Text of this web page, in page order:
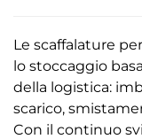
Le scaffalature
lo stoccaggio
della logistica:
scarico,
Con il continuo